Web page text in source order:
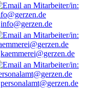
info@gerzen.de
kaemmerei@gerzen.de
personalamt@gerzen.de